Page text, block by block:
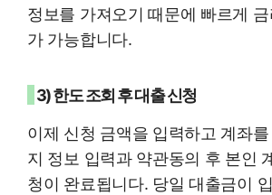
정보를 가져오기 때문에 빠르게
가 가능합니다.
3) 한도 조회 후 대출 신청
이제 신청 금액을 입력하고 계좌
지 정보 입력과 약관동의 후 본인
청이 완료됩니다. 당일 대출금이